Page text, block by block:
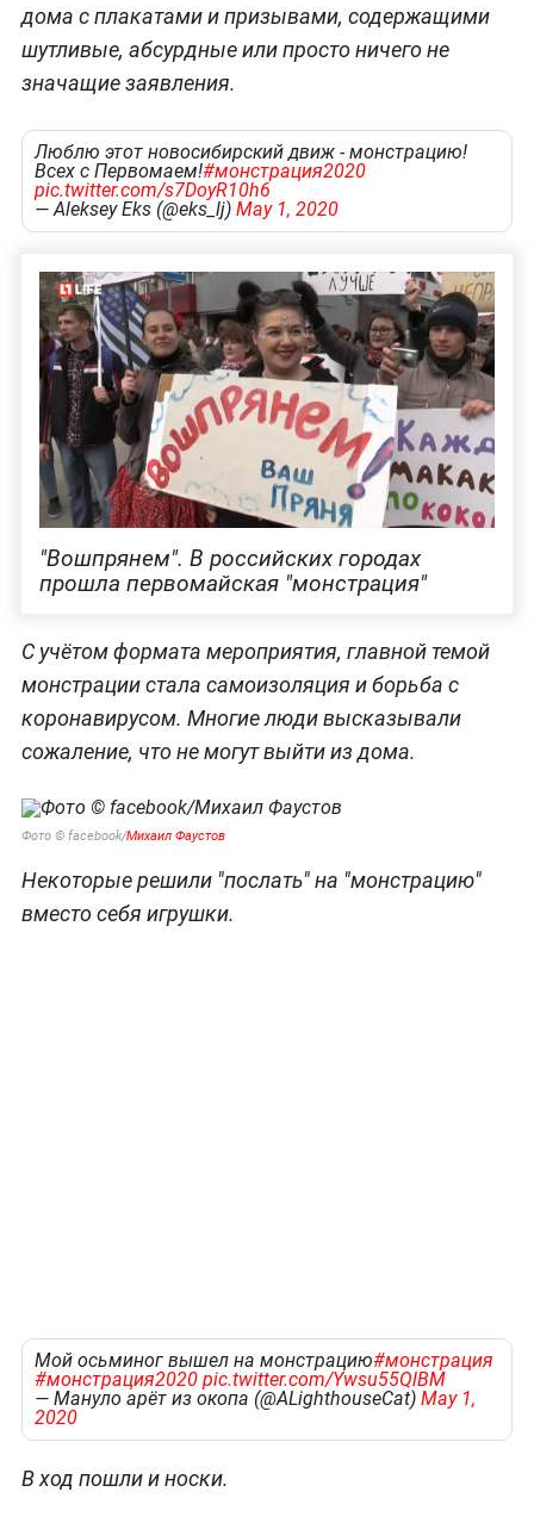
дома с плакатами и призывами, содержащими
шутливые, абсурдные или просто ничего не
значащие заявления.
Люблю этот новосибирский движ - монстрацию!
Всех с Первомаем!#монстрация2020
pic.twitter.com/s7DoyR10h6
— Aleksey Eks (@eks_lj) May 1, 2020
"Вошпрянем". В российских городах
прошла первомайская "монстрация"
С учётом формата мероприятия, главной темой
монстрации стала самоизоляция и борьба с
коронавирусом. Многие люди высказывали
сожаление, что не могут выйти из дома.
Фото © facebook/Михаил Фаустов
Некоторые решили "послать" на "монстрацию"
вместо себя игрушки.
Мой осьминог вышел на монстрацию#монстрация
#монстрация2020 pic.twitter.com/Ywsu55QlBM
— Мануло арёт из окопа (@ALighthouseCat) May 1,
2020
В ход пошли и носки.